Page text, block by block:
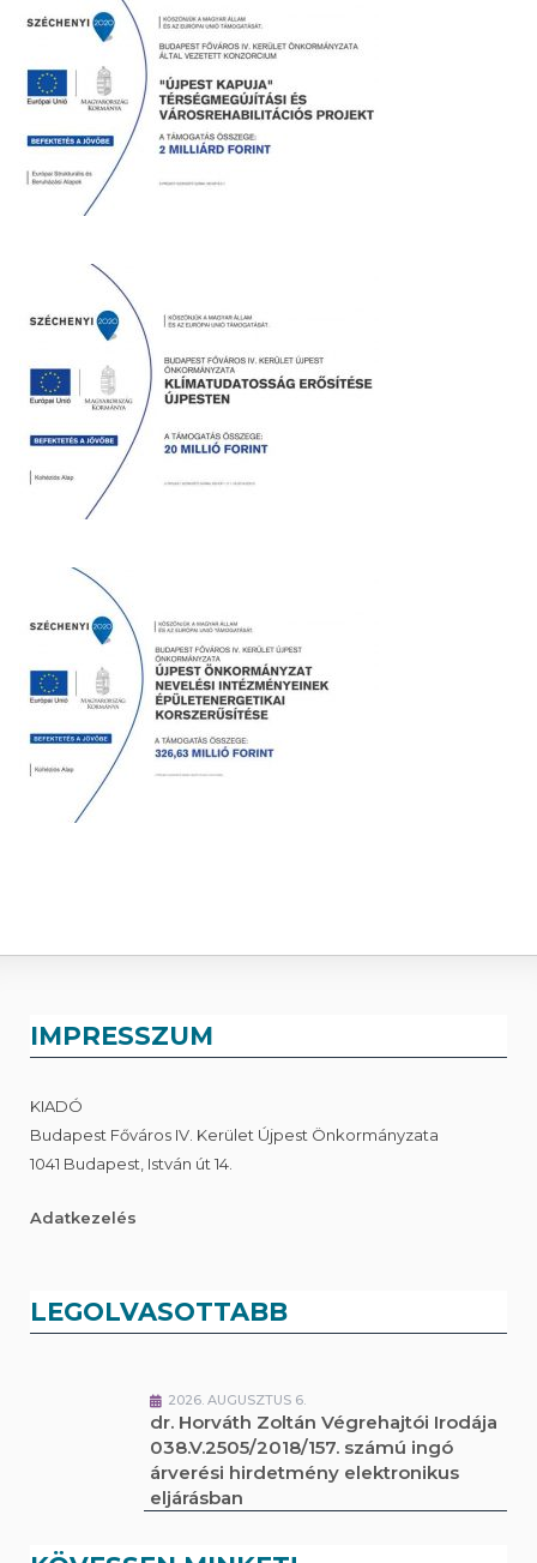
IMPRESSZUM
KIADÓ
Budapest Főváros IV. Kerület Újpest Önkormányzata
1041 Budapest, István út 14.
Adatkezelés
LEGOLVASOTTABB
2026. AUGUSZTUS 6.
dr. Horváth Zoltán Végrehajtói Irodája
038.V.2505/2018/157. számú ingó
árverési hirdetmény elektronikus
eljárásban